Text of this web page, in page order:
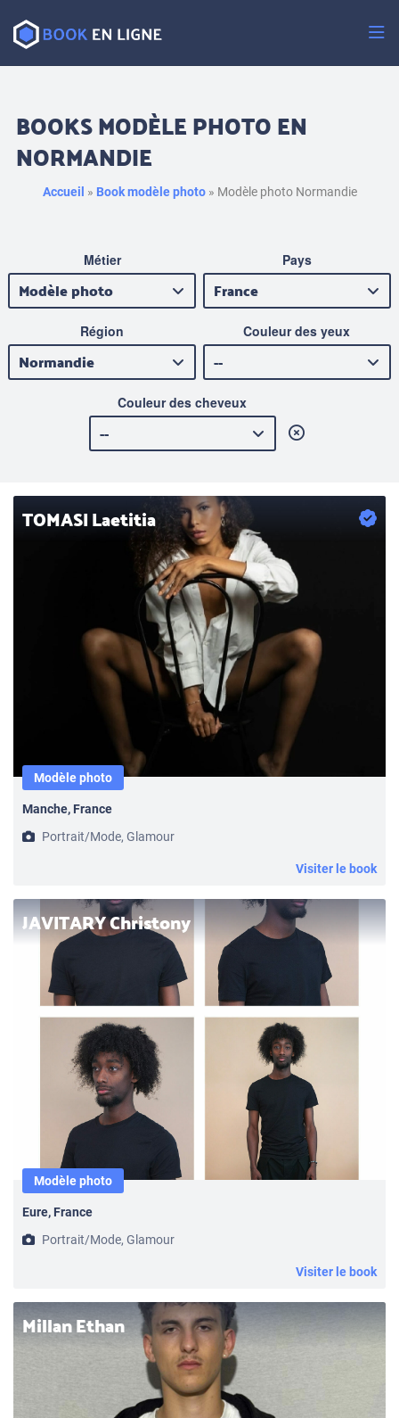
au
contenu
BOOKS MODÈLE PHOTO EN
NORMANDIE
Accueil » Book modèle photo» Modèle photo Normandie
Métier Pays
Région Couleur des yeux
Couleur des cheveux
TOMASI Laetitia
Modèle photo
Manche, France
Portrait/Mode, Glamour
Visiter le book
JAVITARY Christony
Modèle photo
Eure, France
Portrait/Mode, Glamour
Visiter le book
Millan Ethan